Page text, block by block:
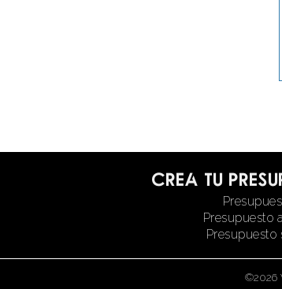
Crea tu
Presupuesto
©2026